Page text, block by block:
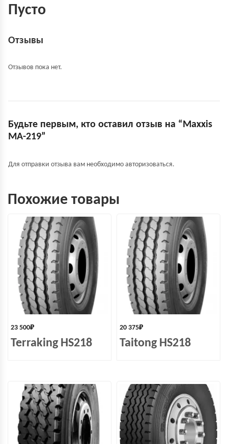
Пусто
Отзывы
Отзывов пока нет.
Будьте первым, кто оставил отзыв на “Maxxis
MA-219”
Для отправки отзыва вам необходимо авторизоваться.
Похожие товары
23 500₽
Terraking HS218
20 375₽
Taitong HS218